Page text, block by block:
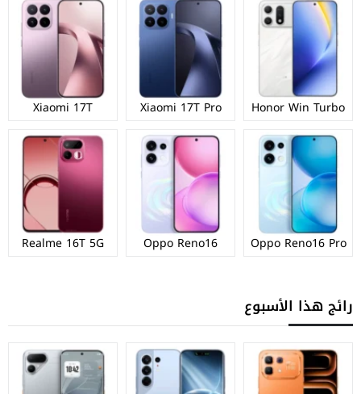
Honor Win Turbo
Xiaomi 17T Pro
Xiaomi 17T
Oppo Reno16 Pro
Oppo Reno16
Realme 16T 5G
رائج هذا الأسبوع